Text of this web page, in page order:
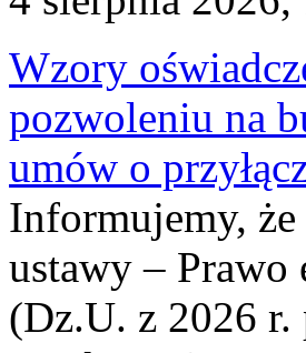
Wzory
pozwoleniu na
umów o
Informujemy,
ustawy – Prawo
(Dz.U. z 2026 r.